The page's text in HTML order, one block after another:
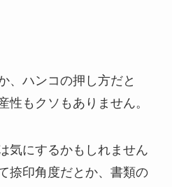
、ハンコの押し方だと
性もクソもありません。
気にするかもしれません
捺印角度だとか、書類の